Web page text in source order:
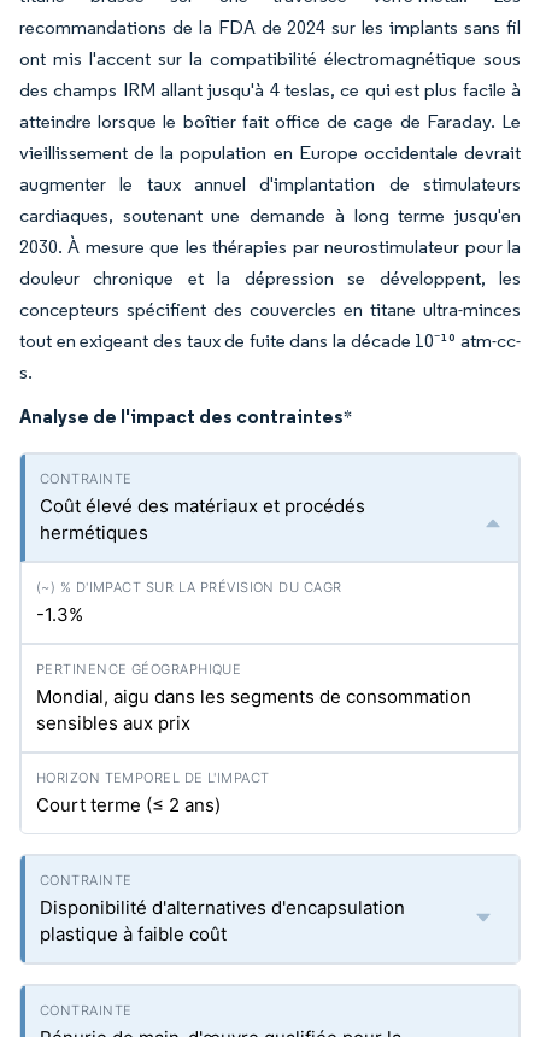
recommandations de la FDA de 2024 sur les implants sans fil
ont mis l'accent sur la compatibilité électromagnétique sous
des champs IRM allant jusqu'à 4 teslas, ce qui est plus facile à
atteindre lorsque le boîtier fait office de cage de Faraday. Le
vieillissement de la population en Europe occidentale devrait
augmenter le taux annuel d'implantation de stimulateurs
cardiaques, soutenant une demande à long terme jusqu'en
2030. À mesure que les thérapies par neurostimulateur pour la
douleur chronique et la dépression se développent, les
concepteurs spécifient des couvercles en titane ultra-minces
tout en exigeant des taux de fuite dans la décade 10⁻¹⁰ atm-cc-
s.
Analyse de l'impact des contraintes*
Coût élevé des matériaux et procédés
hermétiques
-1.3%
Mondial, aigu dans les segments de consommation
sensibles aux prix
Court terme (≤ 2 ans)
Disponibilité d'alternatives d'encapsulation
plastique à faible coût